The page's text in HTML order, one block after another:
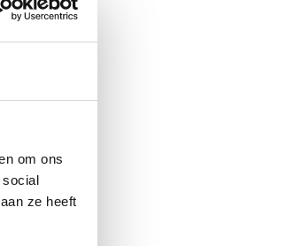
om ons
social
ze heeft